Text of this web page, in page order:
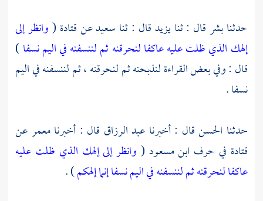
حدثنابشرقال : ثنايزيدقال : ثنا سعيدعنقتادة (وانظر إلى
إلهك الذي ظلت عليه عاكفا لنحرقنه ثم لننسفنه في اليم نسفا)
قال : وفي بعض القراءة لنذبحنه ثم لنحرقنه ، ثم لننسفنه في اليم
نسفا .
حدثنا الحسنقال : أخبرنا عبد الرزاق قال : أخبرنامعمرعن
قتادة في حرف ابن مسعود ( وانظر إلى إلهك الذي ظلت عليه
عاكفا لنحرقنه ثم لننسفنه في اليم نسفا إنما إلهكم) .